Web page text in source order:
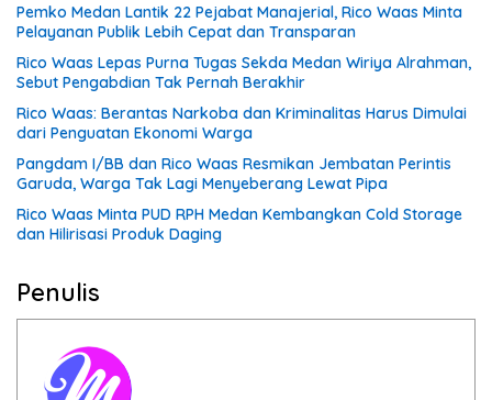
Pemko Medan Lantik 22 Pejabat Manajerial, Rico Waas Minta
Pelayanan Publik Lebih Cepat dan Transparan
Rico Waas Lepas Purna Tugas Sekda Medan Wiriya Alrahman,
Sebut Pengabdian Tak Pernah Berakhir
Rico Waas: Berantas Narkoba dan Kriminalitas Harus Dimulai
dari Penguatan Ekonomi Warga
Pangdam I/BB dan Rico Waas Resmikan Jembatan Perintis
Garuda, Warga Tak Lagi Menyeberang Lewat Pipa
Rico Waas Minta PUD RPH Medan Kembangkan Cold Storage
dan Hilirisasi Produk Daging
Penulis